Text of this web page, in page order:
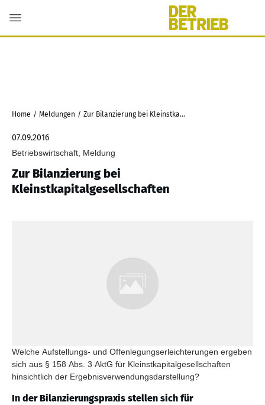
Home / Meldungen / Zur Bilanzierung bei Kleinstkapitalgesellschaften
07.09.2016
Betriebswirtschaft, Meldung
Zur Bilanzierung bei
Kleinstkapitalgesellschaften
Welche Aufstellungs- und Offenlegungserleichterungen ergeben
sich aus § 158 Abs. 3 AktG für Kleinstkapitalgesellschaften
hinsichtlich der Ergebnisverwendungsdarstellung?
In der Bilanzierungspraxis stellen sich für